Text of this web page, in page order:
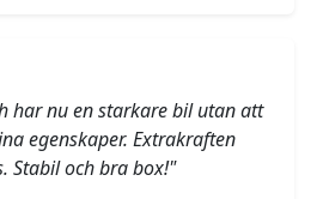
har nu en starkare bil utan att
egenskaper. Extrakraften
Stabil och bra box!"